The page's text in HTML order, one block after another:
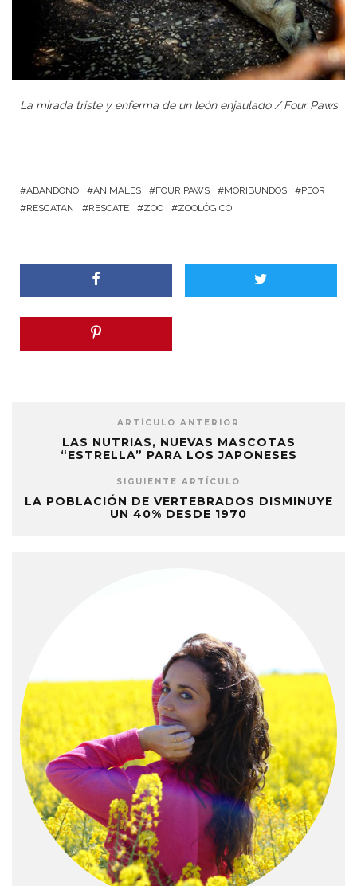
La mirada triste y enferma de un león enjaulado / Four Paws
ABANDONO ANIMALES FOUR PAWS MORIBUNDOS
PEOR
RESCATAN
RESCATE ZOO ZOOLÓGICO
ARTÍCULO ANTERIOR
LAS NUTRIAS, NUEVAS MASCOTAS
“ESTRELLA” PARA LOS JAPONESES
SIGUIENTE ARTÍCULO
LA POBLACIÓN DE VERTEBRADOS DISMINUYE
UN 40% DESDE 1970